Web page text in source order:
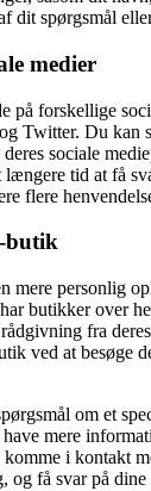
dit spørgsmål
medier
på forskellige
Twitter. Du kan
deres sociale
tid at få
flere
butik
mere personlig
butikker over
fra
ved at besøge
om et
mere
komme i kontakt
og få svar på